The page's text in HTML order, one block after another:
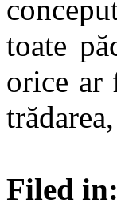
toate
orice ar
Filed in: